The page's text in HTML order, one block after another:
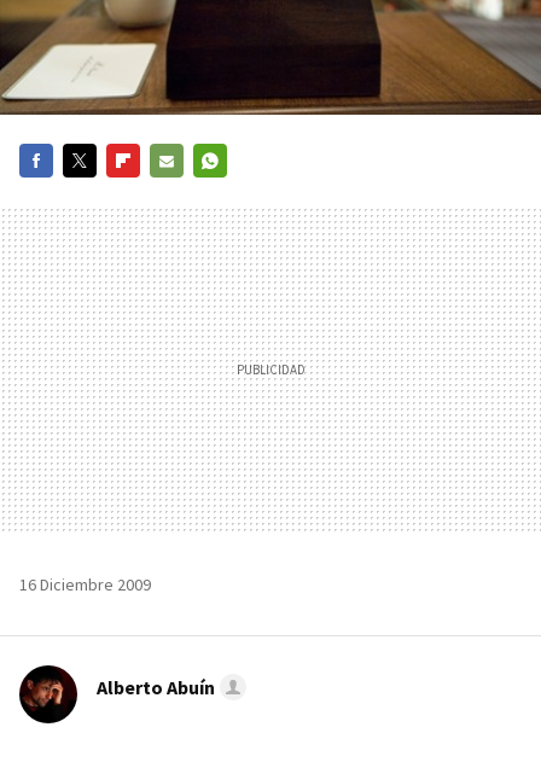
MAIL
16 Diciembre 2009
Alberto Abuín